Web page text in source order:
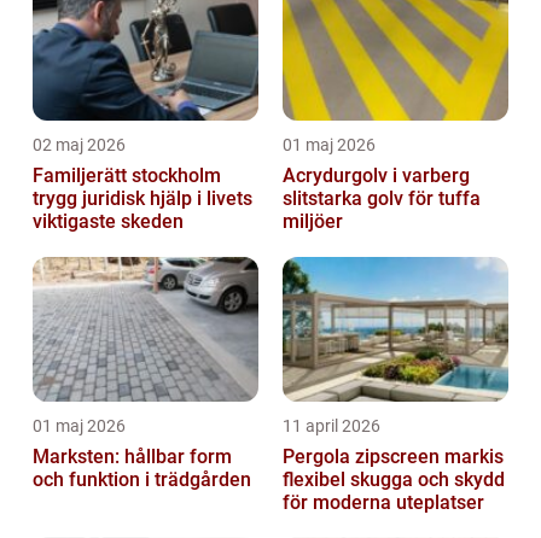
02 maj 2026
Familjerätt stockholm
trygg juridisk hjälp i livets
viktigaste skeden
01 maj 2026
Acrydurgolv i varberg
slitstarka golv för tuffa
miljöer
01 maj 2026
Marksten: hållbar form
och funktion i trädgården
11 april 2026
Pergola zipscreen markis
flexibel skugga och skydd
för moderna uteplatser